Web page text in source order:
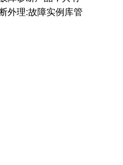
外理:故障实例库管